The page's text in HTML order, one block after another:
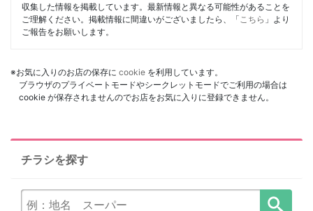
収集した情報を掲載しています。最新情報と異なる可能性があることを
ご理解ください。掲載情報に間違いがございましたら、「 こちら 」より
ご報告をお願いします。
※お気に入りのお店の保存に cookie を利用しています。
ブラウザのプライベートモードやシークレットモードでご利用の場合は
cookie が保存されませんのでお店をお気に入りに登録できません。
チラシを探す